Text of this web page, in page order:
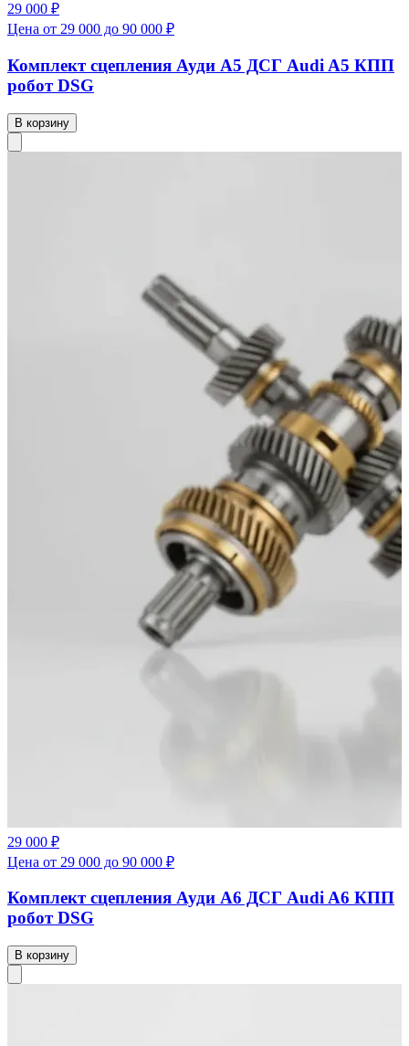
29 000 ₽
Цена от 29 000 до 90 000 ₽
Комплект сцепления Ауди А5 ДСГ Audi A5 КПП
робот DSG
В корзину
29 000 ₽
Цена от 29 000 до 90 000 ₽
Комплект сцепления Ауди А6 ДСГ Audi A6 КПП
робот DSG
В корзину